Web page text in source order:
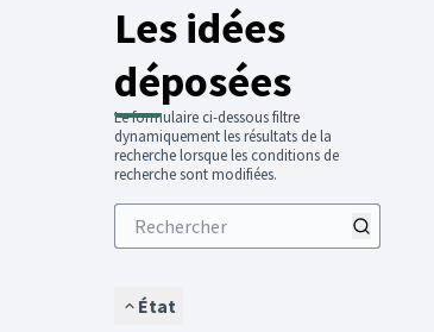
Les idées
déposées
Le formulaire ci-dessous filtre
dynamiquement les résultats de la
recherche lorsque les conditions de
recherche sont modifiées.
État